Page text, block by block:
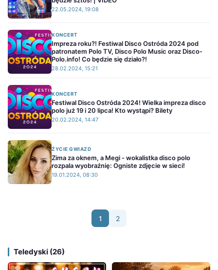
22.05.2024, 19:08
KONCERT
Impreza roku?! Festiwal Disco Ostróda 2024 pod
patronatem Polo TV, Disco Polo Music oraz Disco-
Polo.info! Co będzie się działo?!
28.02.2024, 15:21
KONCERT
Festiwal Disco Ostróda 2024! Wielka impreza disco
polo już 19 i 20 lipca! Kto wystąpi? Bilety
20.02.2024, 14:47
ŻYCIE GWIAZD
Zima za oknem, a Megi - wokalistka disco polo
rozpala wyobraźnię: Ogniste zdjęcie w sieci!
19.01.2024, 08:30
1 2
Teledyski (26)